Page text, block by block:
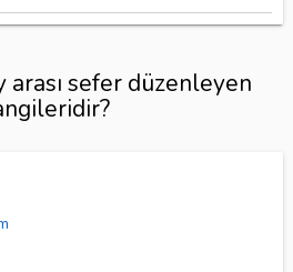
arası sefer düzenleyen